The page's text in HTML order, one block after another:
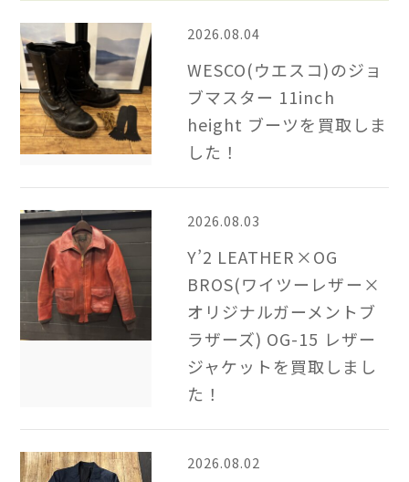
2026.08.04
WESCO(ウエスコ)のジョ
ブマスター 11inch
height ブーツを買取しま
した！
2026.08.03
Y’2 LEATHER×OG
BROS(ワイツーレザー×
オリジナルガーメントブ
ラザーズ) OG-15 レザー
ジャケットを買取しまし
た！
2026.08.02